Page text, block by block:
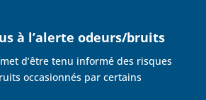
à l’alerte odeurs/bruits
d’être tenu informé des risques
occasionnés par certains